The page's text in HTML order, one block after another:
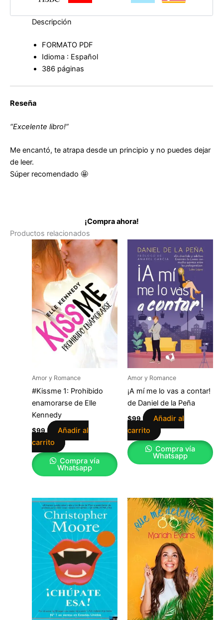
Descripción
FORMATO PDF
Idioma : Español
386 páginas
Reseña
“Excelente libro!”
Me encantó, te atrapa desde un principio y no puedes dejar
de leer.
Súper recomendado 🤩
¡Compra ahora!
Productos relacionados
Amor y Romance
#Kissme 1: Prohibido
enamorarse de Elle
Kennedy
$99
Añadir al
carrito
Compra vía
Whatsapp
Amor y Romance
¡A mí me lo vas a contar!
de Daniel de la Peña
$99
Añadir al
carrito
Compra vía
Whatsapp